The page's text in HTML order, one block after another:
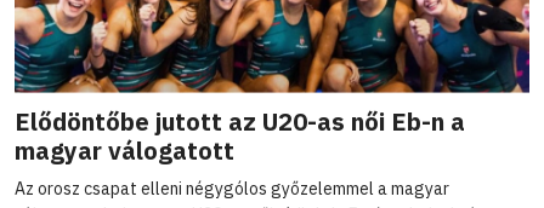
Elődöntőbe jutott az U20-as női Eb-n a
magyar válogatott
Az orosz csapat elleni négygólos győzelemmel a magyar